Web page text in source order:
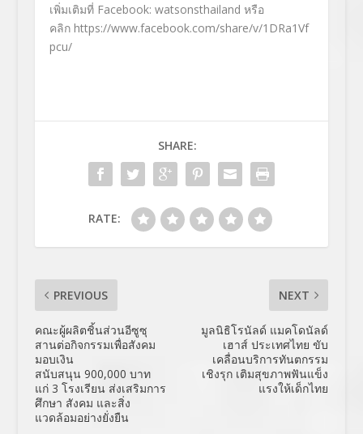
เพิ่มเติมที่ Facebook: watsonsthailand หรือ
คลิก https://www.facebook.com/share/v/1 DRa1Vf
pcu/
SHARE:
RATE:
PREVIOUS
คณะผู้ผลิตชิ้นส่วนอีซูซุ
สานต่อกิจกรรมเพื่อสังคม
มอบเงิน
สนับสนุน 900,000 บาท
แก่ 3 โรงเรียน ส่งเสริมการ
ศึกษา สังคม และสิ่ง
แวดล้อมอย่างยั่งยืน
NEXT
มูลนิธิโรนัลด์ แมคโดนัลด์
เฮาส์ ประเทศไทย ขับ
เคลื่อนบริการทันตกรรม
เชิงรุก เติมสุขภาพฟันแข็ง
แรงให้เด็กไทย